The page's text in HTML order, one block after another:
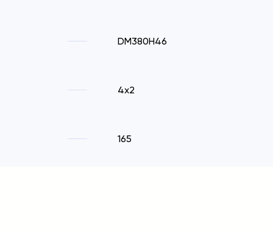
DM380H46
4x2
165